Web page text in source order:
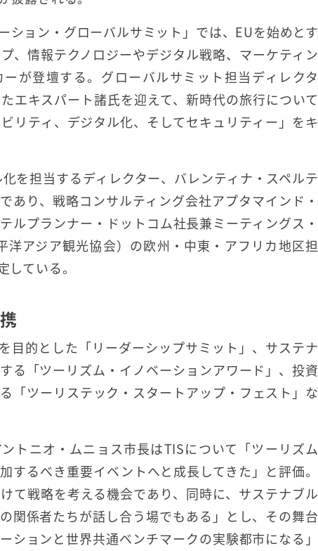
ョン・グローバルサミット」では、EUを始めとす
、情報テクノロジーやデジタル戦略、マーケティン
が登壇する。グローバルサミット担当ディレクタ
エキスパート諸氏を迎えて、新時代の旅行について
リティ、デジタル化、そしてセキュリティー」をキ
を担当するディレクター、バレンティナ・スペルテ
あり、戦略コンサルティング会社アプタマインド・
ルプランナー・ドットコム社長兼ミーティングス・
洋アジア観光協会）の欧州・中東・アフリカ地区担
ている。
目的とした「リーダーシップサミット」、サステナ
る「ツーリズム・イノベーションアワード」、投資
「ツーリステック・スタートアップ・フェスト」な
トニオ・ムニョス市長はTISについて「ツーリズム
るべき重要イベントへと成長してきた」と評価。
て戦略を考える機会であり、同時に、サステナブル
関係者たちが話し合う場でもある」とし、その舞台
ョンと世界共通ベンチマークの実験都市になる」